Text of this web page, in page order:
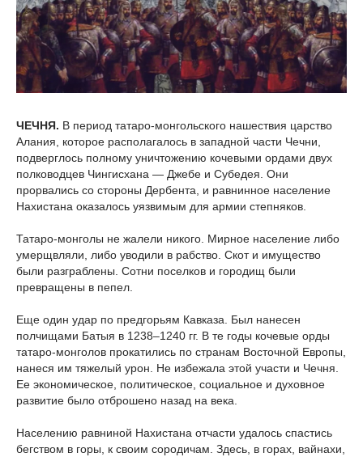
ЧЕЧНЯ. В период татаро-монгольского нашествия царство
Алания, которое располагалось в западной части Чечни,
подверглось полному уничтожению кочевыми ордами двух
полководцев Чингисхана — Джебе и Субедея. Они
прорвались со стороны Дербента, и равнинное население
Нахистана оказалось уязвимым для армии степняков.
Татаро-монголы не жалели никого. Мирное население либо
умерщвляли, либо уводили в рабство. Скот и имущество
были разграблены. Сотни поселков и городищ были
превращены в пепел.
Еще один удар по предгорьям Кавказа. Был нанесен
полчищами Батыя в 1238–1240 гг. В те годы кочевые орды
татаро-монголов прокатились по странам Восточной Европы,
нанеся им тяжелый урон. Не избежала этой участи и Чечня.
Ее экономическое, политическое, социальное и духовное
развитие было отброшено назад на века.
Населению равниной Нахистана отчасти удалось спастись
бегством в горы, к своим сородичам. Здесь, в горах, вайнахи,